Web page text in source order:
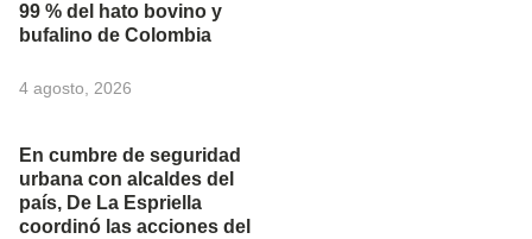
99 % del hato bovino y
bufalino de Colombia
4 agosto, 2026
En cumbre de seguridad
urbana con alcaldes del
país, De La Espriella
coordinó las acciones del